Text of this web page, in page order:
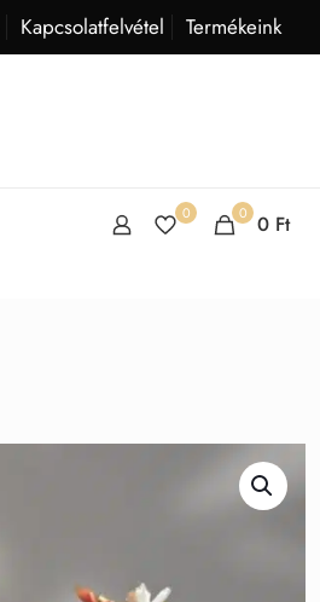
Kapcsolatfelvétel Termékeink
0 0 0 Ft